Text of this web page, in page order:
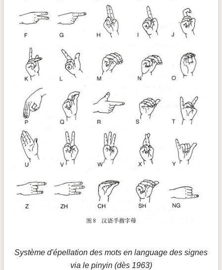
Système d'épellation des mots en language des signes
via le pinyin (dès 1963)